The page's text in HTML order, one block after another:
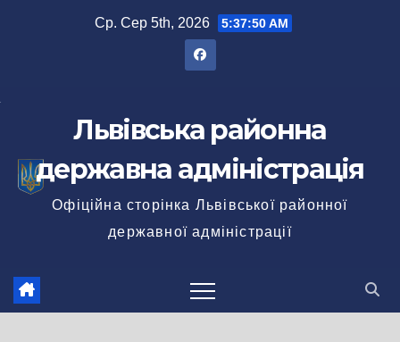
Ср. Сер 5th, 2026 5:37:51 AM
Львівська районна
державна адміністрація
Офіційна сторінка Львівської районної
державної адміністрації